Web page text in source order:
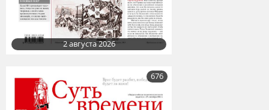
2 августа 2026
676